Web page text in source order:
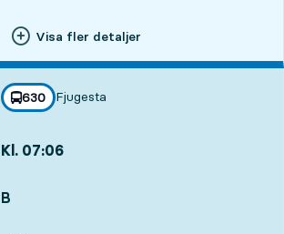
Visa fler detaljer
linje
630
mot
Fjugesta
,
Kl. 07:06
B